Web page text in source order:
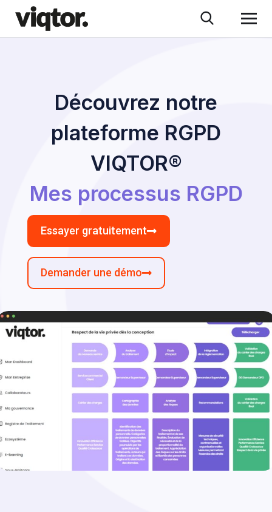
Découvrez notre
plateforme RGPD
VIQTOR®
Mes processus RGPD
Essayer gratuitement
Demander une démo